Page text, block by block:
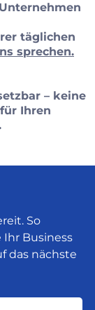
täglichen
sprechen.
– keine
Ihren
So
Ihr Business
das nächste